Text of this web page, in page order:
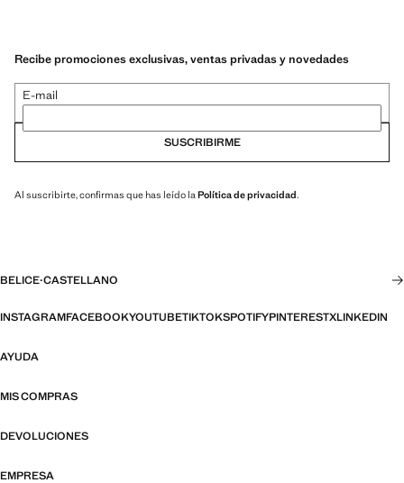
Recibe promociones exclusivas, ventas privadas y novedades
E-mail
SUSCRIBIRME
Al suscribirte, confirmas que has leído laPolítica de privacidad.
BELICE·CASTELLANO
INSTAGRAMFACEBOOKYOUTUBETIKTOKSPOTIFYPINTERESTXLINKEDIN
AYUDA
MIS COMPRAS
DEVOLUCIONES
EMPRESA